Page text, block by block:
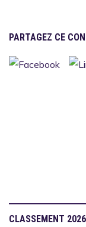
PARTAGEZ CE
CLASSEMENT